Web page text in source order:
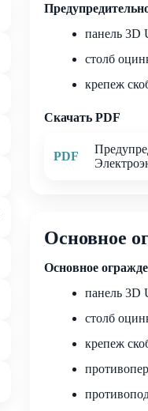
панель 3D
столб
крепеж
Скачать PDF
PDF
Основное
Основное
панель 3D
столб
крепеж